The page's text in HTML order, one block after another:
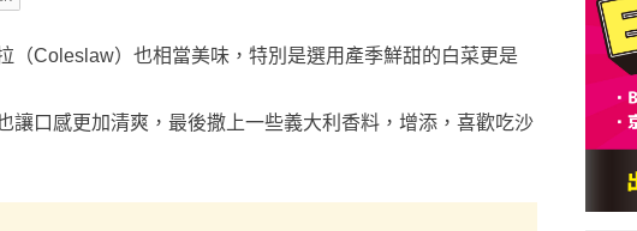
（Coleslaw）也相當美味，特別是選用產季鮮甜的白菜更是
讓口感更加清爽，最後撒上一些義大利香料，增添，喜歡吃沙